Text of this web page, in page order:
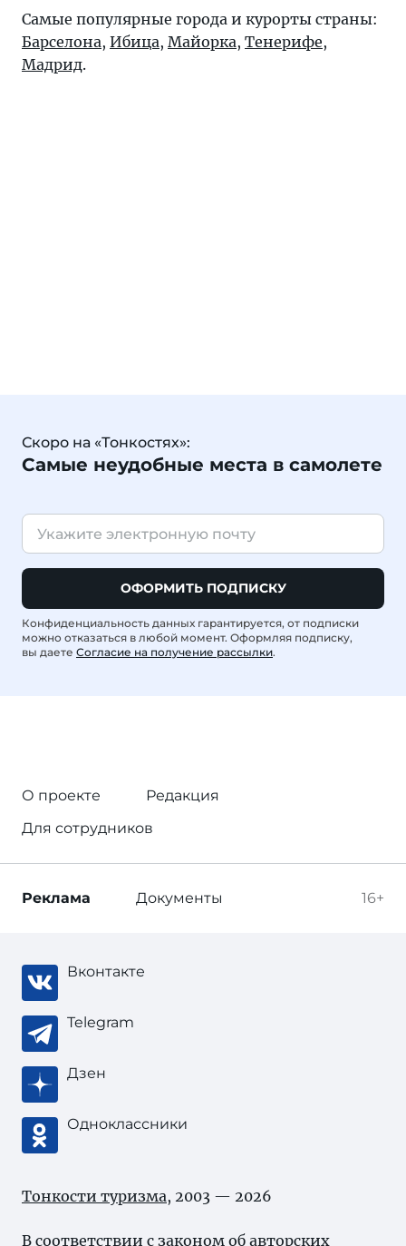
Самые популярные города и курорты страны:
Барселона, Ибица, Майорка, Тенерифе,
Мадрид.
Скоро на «Тонкостях»:
Самые неудобные места в самолете
ОФОРМИТЬ ПОДПИСКУ
Конфиденциальность данных гарантируется, от подписки
можно отказаться в любой момент. Оформляя подписку,
вы даете Согласие на получение рассылки.
О проекте
Редакция
Для сотрудников
16+
Реклама Документы
Вконтакте
Telegram
Дзен
Одноклассники
Тонкости туризма, 2003 — 2026
В соответствии с законом об авторских